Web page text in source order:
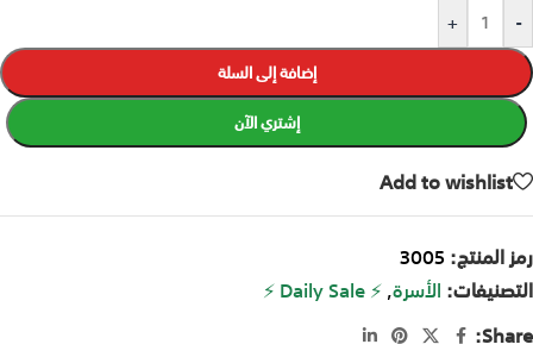
-
+
إضافة إلى السلة
إشتري الآن
Add to wishlist
رمز المنتج:3005
التصنيفات:الأسرة,
⚡ Daily Sale ⚡
Share: